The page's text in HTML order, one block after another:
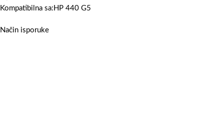
Kompatibilna sa:HP 440 G5
Način isporuke